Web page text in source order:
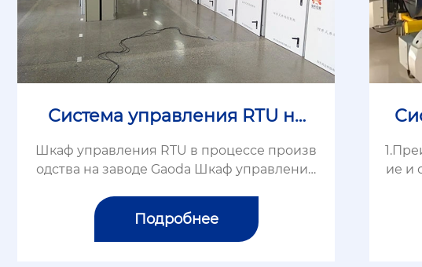
Система управления RTU на
нефтепромысле
Шкаф управления RTU в процессе произв
одства на заводе Gaoda Шкаф управления
ь управления связью, электрический уров
ень, уровень полевой проводки и независ
и...
Подробнее
ие и